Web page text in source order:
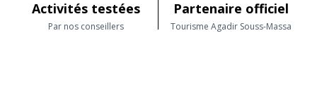
Activités testées
Par nos conseillers
Partenaire officiel
Tourisme Agadir Souss-Massa